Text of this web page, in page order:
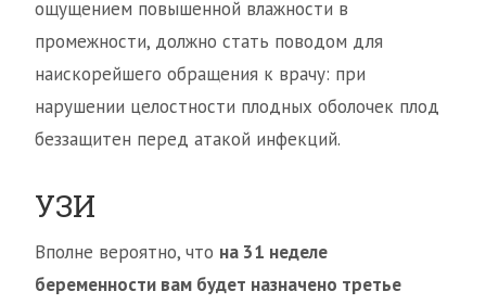
ощущением повышенной влажности в
промежности, должно стать поводом для
наискорейшего обращения к врачу: при
нарушении целостности плодных оболочек плод
беззащитен перед атакой инфекций.
УЗИ
Вполне вероятно, что на 31 неделе
беременности вам будет назначено третье